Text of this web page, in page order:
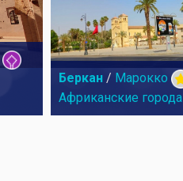
Беркан / Марокко
Африканские города